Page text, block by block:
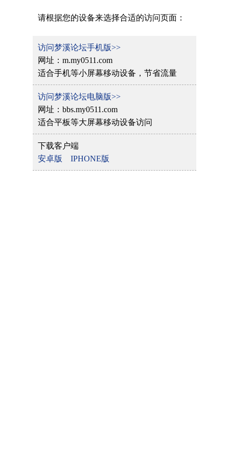
请根据您的设备来选择合适的访问页面：
访问梦溪论坛手机版>>
网址：m.my0511.com
适合手机等小屏幕移动设备，节省流量
访问梦溪论坛电脑版>>
网址：bbs.my0511.com
适合平板等大屏幕移动设备访问
下载客户端
安卓版
IPHONE版